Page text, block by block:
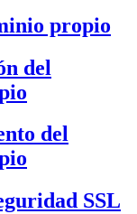
propio
del
del
SSL